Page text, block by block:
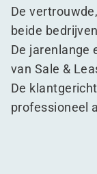
De
beide
De jarenlange
van Sale &
De
professioneel